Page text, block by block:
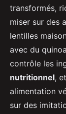
transformés,
miser sur des
lentilles
avec du
contrôle les
nutritionnel,
alimentation
sur des